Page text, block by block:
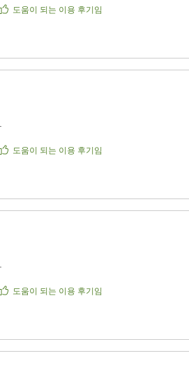
도움이 되는 이용 후기임
도움이 되는 이용 후기임
도움이 되는 이용 후기임